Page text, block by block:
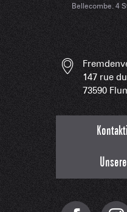
Bellecombe. 4
147 rue
73590